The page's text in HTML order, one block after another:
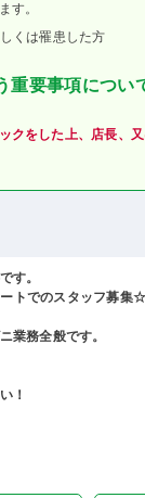
す。
くは罹患した方
重要事項につい
クをした上、店長、
す。
トでのスタッフ募集
業務全般です。
！